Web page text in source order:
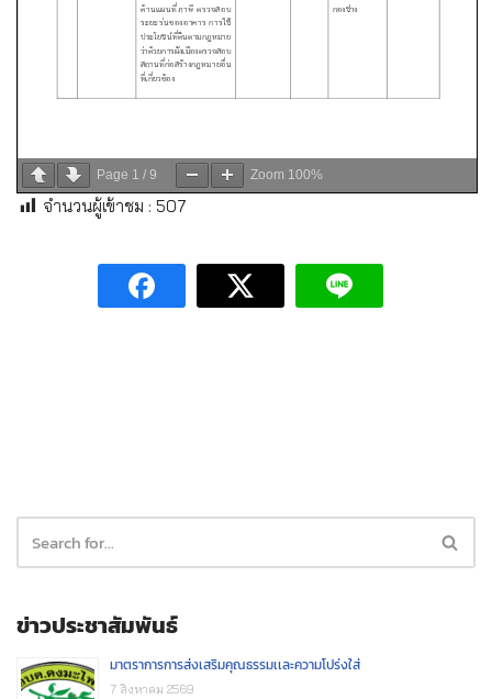
Page 1 / 9 Zoom 100%
จำนวนผู้เข้าชม : 507
ข่าวประชาสัมพันธ์
มาตราการการส่งเสริมคุณธรรมเเละความโปร่งใส่
7 สิงหาคม 2569